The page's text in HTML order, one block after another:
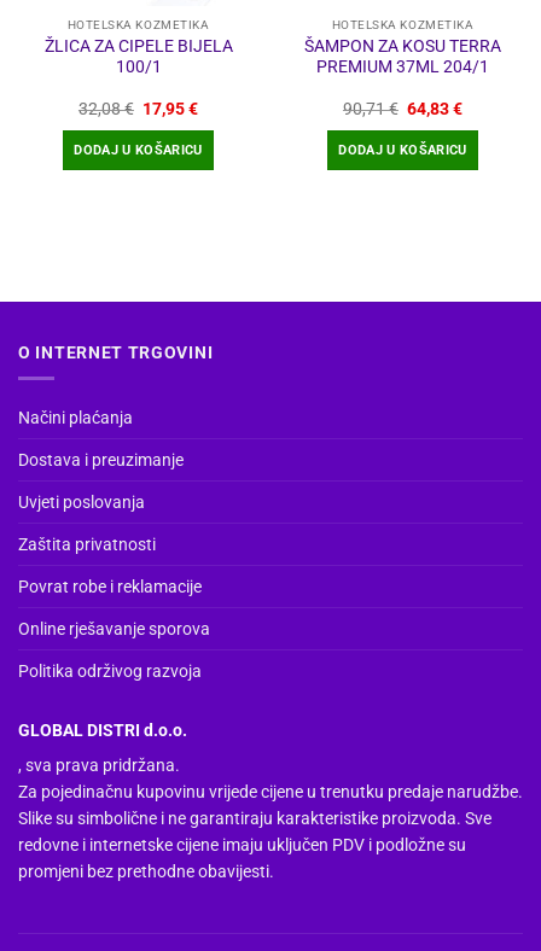
HOTELSKA KOZMETIKA
ŽLICA ZA CIPELE BIJELA
100/1
32,08€ Izvorna
cijena
bila
je:
32,08 €.
17,95€Trenutna
17,95 €.
DODAJ U KOŠARICU
HOTELSKA KOZMETIKA
ŠAMPON ZA KOSU TERRA
PREMIUM 37ML 204/1
90,71€ Izvorna
cijena
bila
je:
90,71 €.
64,83€Trenutna
64,83 €.
DODAJ U KOŠARICU
O INTERNET TRGOVINI
Načini plaćanja
Dostava i preuzimanje
Uvjeti poslovanja
Zaštita privatnosti
Povrat robe i reklamacije
Online rješavanje sporova
Politika održivog razvoja
GLOBAL DISTRI d.o.o.
, sva prava pridržana.
Za pojedinačnu kupovinu vrijede cijene u trenutku predaje narudžbe.
Slike su simbolične i ne garantiraju karakteristike proizvoda. Sve
redovne i internetske cijene imaju uključen PDV i podložne su
promjeni bez prethodne obavijesti.